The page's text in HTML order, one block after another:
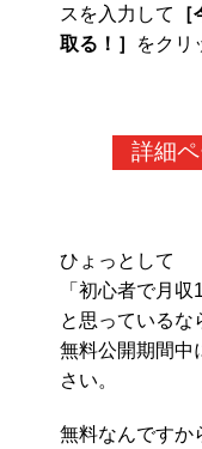
スを入力して
取る！］
をクリ
詳細
ひょっとして
「初心者で月
と思っているな
無料公開期間中
さい。
無料なんですか